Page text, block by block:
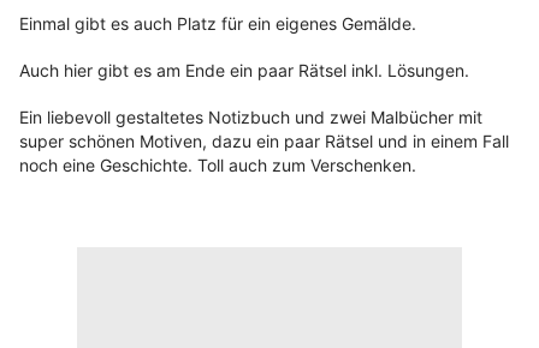
Einmal gibt es auch Platz für ein eigenes Gemälde.
Auch hier gibt es am Ende ein paar Rätsel inkl. Lösungen.
Ein liebevoll gestaltetes Notizbuch und zwei Malbücher mit
super schönen Motiven, dazu ein paar Rätsel und in einem Fall
noch eine Geschichte. Toll auch zum Verschenken.